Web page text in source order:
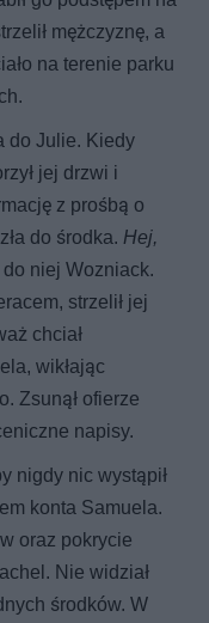
mężczyznę, a
na terenie parku
do Julie. Kiedy
jej drzwi i
z prośbą o
do środka. Hej,
do niej Wozniack.
strzelił jej
chciał
wikłając
Zsunął ofierze
napisy.
nigdy nic wystąpił
konta Samuela.
oraz pokrycie
Nie widział
środków. W